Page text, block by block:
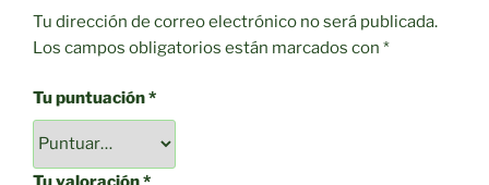
Tu dirección de correo electrónico no será publicada.
Los campos obligatorios están marcados con *
Tu puntuación*